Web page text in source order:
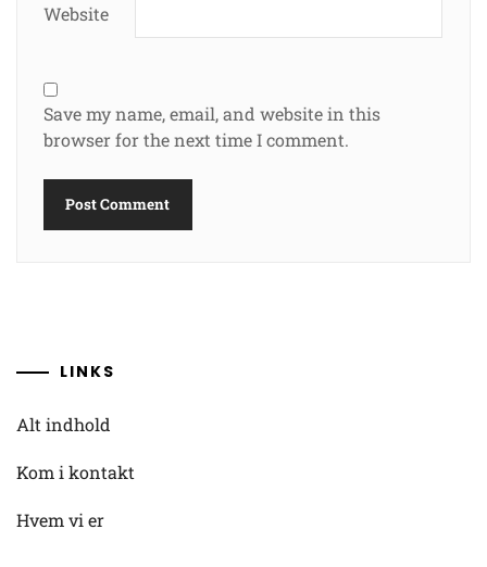
Website
Save my name, email, and website in this
browser for the next time I comment.
LINKS
Alt indhold
Kom i kontakt
Hvem vi er